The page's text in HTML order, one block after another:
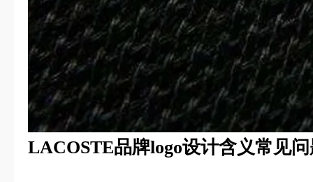
LACOSTE品牌logo设计含义常见